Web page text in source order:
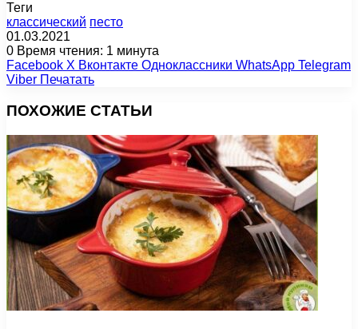
Теги
классический песто
01.03.2021
0 Время чтения: 1 минута
Facebook X Вконтакте Одноклассники WhatsApp Telegram
Viber Печатать
ПОХОЖИЕ СТАТЬИ